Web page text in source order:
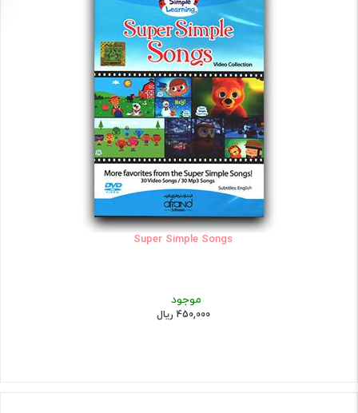
Super Simple Songs
موجود
450,000 ریال